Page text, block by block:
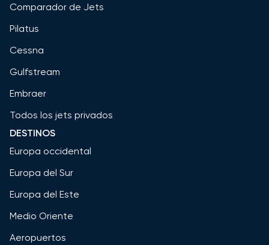
Comparador de Jets
Pilatus
Cessna
Gulfstream
Embraer
Todos los jets privados
DESTINOS
Europa occidental
Europa del Sur
Europa del Este
Medio Oriente
Aeropuertos